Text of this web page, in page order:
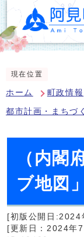
現在位置
ホーム 町政情報
都市計画・まちづ
（内閣
ブ地図
[初版公開日:2024
[更新日：2024年